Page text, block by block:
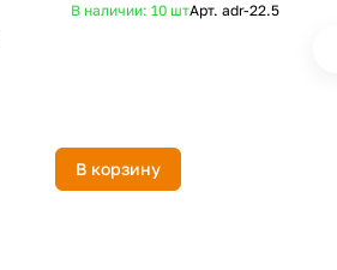
В наличии: 10 штАрт.adr-22.5
В корзину